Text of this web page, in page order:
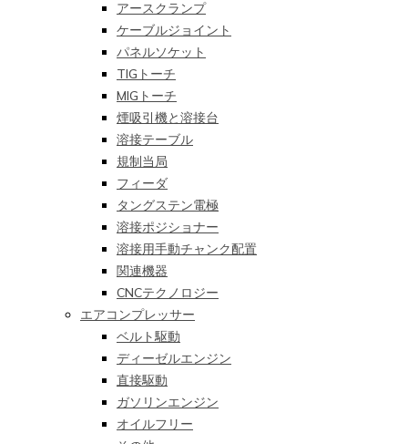
アースクランプ
ケーブルジョイント
パネルソケット
TIGトーチ
MIGトーチ
煙吸引機と溶接台
溶接テーブル
規制当局
フィーダ
タングステン電極
溶接ポジショナー
溶接用手動チャンク配置
関連機器
CNCテクノロジー
エアコンプレッサー
ベルト駆動
ディーゼルエンジン
直接駆動
ガソリンエンジン
オイルフリー